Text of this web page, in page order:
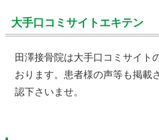
大手口コミサイトエキテン
田澤接骨院は大手口コミサイト
おります。患者様の声等も掲載
認下さいませ。